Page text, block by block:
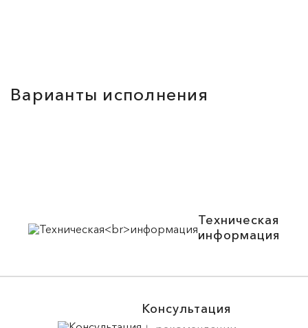
Варианты исполнения
Техническая
информация
Консультация